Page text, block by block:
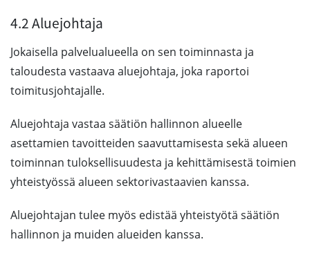
4.2 Aluejohtaja
Jokaisella palvelualueella on sen toiminnasta ja
taloudesta vastaava aluejohtaja, joka raportoi
toimitusjohtajalle.
Aluejohtaja vastaa säätiön hallinnon alueelle
asettamien tavoitteiden saavuttamisesta sekä alueen
toiminnan tuloksellisuudesta ja kehittämisestä toimien
yhteistyössä alueen sektorivastaavien kanssa.
Aluejohtajan tulee myös edistää yhteistyötä säätiön
hallinnon ja muiden alueiden kanssa.